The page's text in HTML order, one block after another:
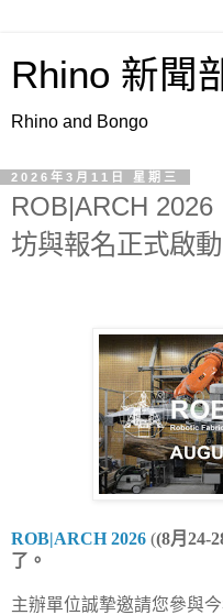
Rhino 新聞
Rhino and Bongo
2026年3月11日 星期三
ROB|ARCH
坊與報名正式啟動
ROB|ARCH 2026 ((8月24-
了。
主辦單位誠摯邀請您參與今